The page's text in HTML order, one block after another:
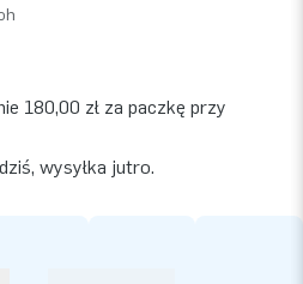
180,00 zł za paczkę przy
wysyłka jutro.